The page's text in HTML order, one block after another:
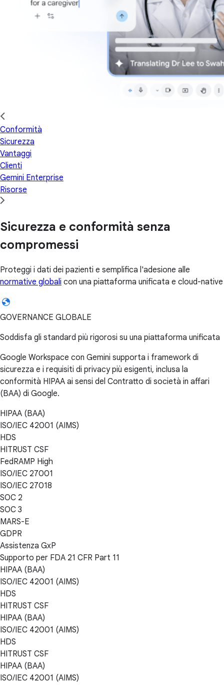
Conformità
Sicurezza
Vantaggi
Clienti
Gemini Enterprise
Risorse
Sicurezza e conformità senza
compromessi
Proteggi i dati dei pazienti e semplifica l'adesione alle
normative globali con una piattaforma unificata e cloud-native
GOVERNANCE GLOBALE
Soddisfa gli standard più rigorosi su una piattaforma unificata
Google Workspace con Gemini supporta i framework di
sicurezza e i requisiti di privacy più esigenti, inclusa la
conformità HIPAA ai sensi del Contratto di società in affari
(BAA) di Google.
HIPAA (BAA)
ISO/IEC 42001 (AIMS)
HDS
HITRUST CSF
FedRAMP High
ISO/IEC 27001
ISO/IEC 27018
SOC 2
SOC 3
MARS-E
GDPR
Assistenza GxP
Supporto per FDA 21 CFR Part 11
HIPAA (BAA)
ISO/IEC 42001 (AIMS)
HDS
HITRUST CSF
HIPAA (BAA)
ISO/IEC 42001 (AIMS)
HDS
HITRUST CSF
HIPAA (BAA)
ISO/IEC 42001 (AIMS)